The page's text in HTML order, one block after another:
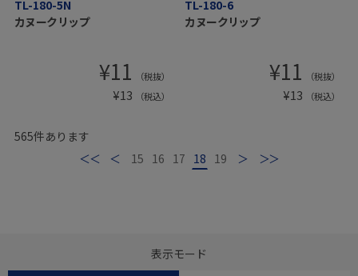
TL-180-5N
カヌークリップ
¥11 （税抜）
¥13 （税込）
TL-180-6
カヌークリップ
¥11 （税抜）
¥13 （税込）
565件あります
前 15 16 17 18 19 次 最後
表示モード